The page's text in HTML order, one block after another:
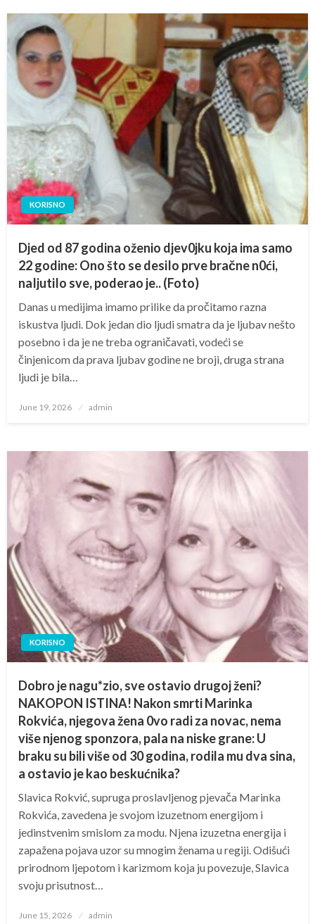
KORISNO
Djed od 87 godina oženio djev0jku koja ima samo
22 godine: Ono što se desiIo prve bračne n0ći,
naIjutiIo sve, poderao je.. (Foto)
Danas u medijima imamo prilike da pročitamo razna
iskustva ljudi. Dok jedan dio ljudi smatra da je ljubav nešto
posebno i da je ne treba ograničavati, vodeći se
činjenicom da prava ljubav godine ne broji, druga strana
ljudi je bila…
Posted
June 19, 2026 admin
KORISNO
Dobro je nagu*zio, sve ostavio drugoj ženi?
NAKOPON ISTINA! Nakon smrti Marinka
Rokvića, njegova žena 0vo radi za novac, nema
više njenog sponzora, pala na niske grane: U
braku su bili više od 30 godina, rodila mu dva sina,
a ostavio je kao beskućnika?
Slavica Rokvić, supruga proslavljenog pjevača Marinka
Rokvića, zavedena je svojom izuzetnom energijom i
jedinstvenim smislom za modu. Njena izuzetna energija i
zapažena pojava uzor su mnogim ženama u regiji. Odišući
prirodnom ljepotom i karizmom koja ju povezuje, Slavica
svoju prisutnost…
Posted
June 15, 2026 admin